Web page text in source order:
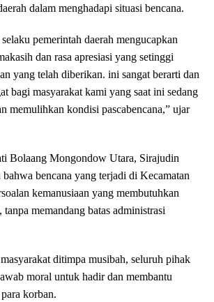
dalam menghadapi situasi bencana.
pemerintah daerah mengucapkan
dan rasa apresiasi yang setinggi
yang telah diberikan. ini sangat berarti dan
bagi masyarakat kami yang saat ini sedang
memulihkan kondisi pascabencana,” ujar
Bolaang Mongondow Utara, Sirajudin
bahwa bencana yang terjadi di Kecamatan
kemanusiaan yang membutuhkan
tanpa memandang batas administrasi
ditimpa musibah, seluruh pihak
moral untuk hadir dan membantu
korban.